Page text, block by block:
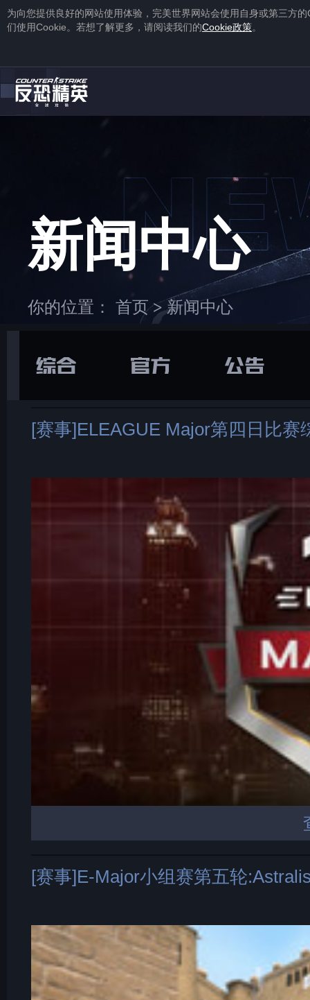
为向您提供良好的网站使用体验，完美世界网站会使用自身或第三方的
们使用Cookie。若想了解更多，请阅读我们的Cookie政策。
蒸汽平台账号
1
在游戏库中找到并 下载
2
右击游戏，选择“
新闻中心
你的位置： 首页>新闻中心
[赛事]ELEAGUE Major第四日比赛
[赛事]E-Major小组赛第五轮